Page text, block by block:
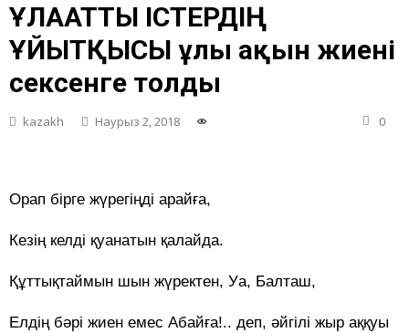
ҰЛАҒАТТЫ ІСТЕРДІҢ
ҰЙЫТҚЫСЫ ұлы ақын жиені
сексенге толды
kazakh Наурыз 2, 2018 0
Орап бірге жүрегіңді арайға,
Кезің келді қуанатын қалайда.
Құттықтаймын шын жүректен, Уа, Балташ,
Елдің бәрі жиен емес Абайға!.. деп, әйгілі жыр аққуы